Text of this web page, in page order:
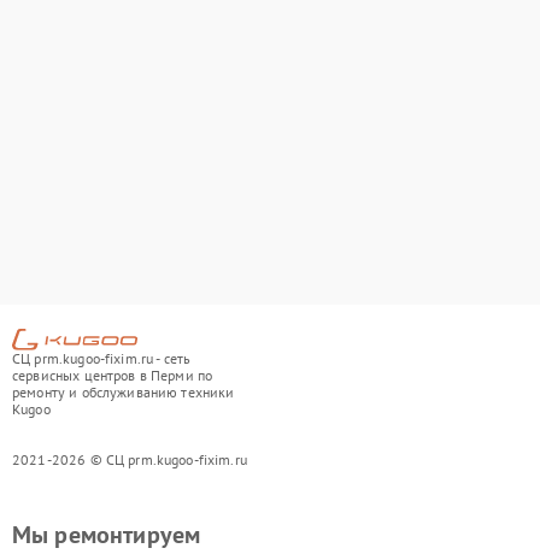
СЦ prm.kugoo-fixim.ru - сеть
сервисных центров в Перми по
ремонту и обслуживанию техники
Kugoo
2021-2026 © СЦ prm.kugoo-fixim.ru
Мы ремонтируем